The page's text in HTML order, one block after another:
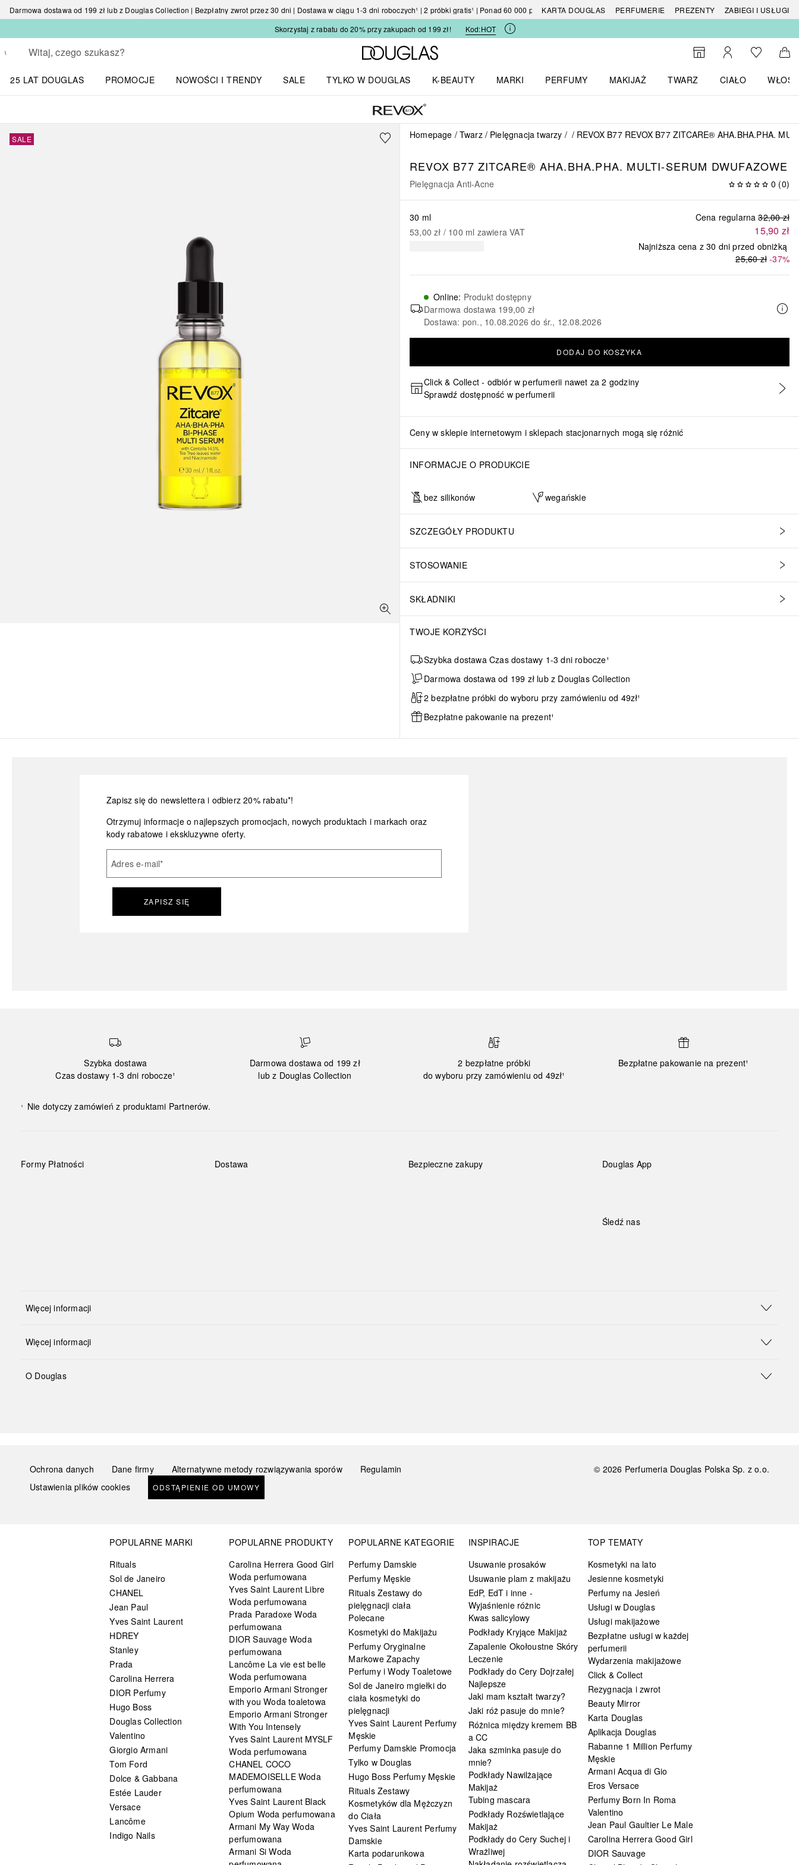
Darmowa dostawa od 199 zł lub z Douglas Collection | Bezpłatny zwrot przez 30 dni | Dostawa w ciągu 1-3 dni roboczych¹ | 2 próbki gratis¹ | Ponad 60 000 produktówKARTA DOUGLAS PERFUMERIE PREZENTY
ZABIEGI I USŁUGI
Skorzystaj z rabatu do 20% przy zakupach od 199 zł!
Kod:HOT
Wracać
Wykonaj wyszukiwanie
Strona główna Douglas
Do wyszukiwarki
Moje kontoDo listyDo
25 LAT DOUGLAS
PROMOCJE
NOWOŚCI I TRENDY
SALE
TYLKO W DOUGLAS
K-BEAUTY
MARKI
PERFUMY
MAKIJAŻ
TWARZ
CIAŁO
WŁOSY
SALE Homepage Twarz Pielęgnacja twarzy REVOX B77 REVOX B77 ZITCARE® AHA.BHA.PHA.
REVOX B77 ZITCARE® AHA.BHA.PHA. MULTI-SERUM DWUFAZOWE
Pielęgnacja Anti-Acne 0 (0)
Cena regularna 32,00 zł
15,90 zł
Najniższa cena z 30 dni przed obniżką
25,60 zł-37%
30 ml
53,00 zł / 100 ml zawiera VAT
Online: Produkt dostępny
Darmowa dostawa 199,00 zł
Dostawa: pon., 10.08.2026 do śr., 12.08.2026
DODAJ DO KOSZYKA
Click & Collect - odbiór w perfumerii nawet za 2 godziny
Sprawdź dostępność w perfumerii
Ceny w sklepie internetowym i sklepach stacjonarnych mogą się różnić
INFORMACJE O PRODUKCIE
bez silikonów wegańskie
SZCZEGÓŁY PRODUKTU
STOSOWANIE
SKŁADNIKI
TWOJE KORZYŚCI
Szybka dostawa Czas dostawy 1-3 dni robocze¹
Darmowa dostawa od 199 zł lub z Douglas Collection
2 bezpłatne próbki do wyboru przy zamówieniu od 49zł¹
Bezpłatne pakowanie na prezent¹
Zapisz się do newslettera i odbierz 20% rabatu*!
Otrzymuj informacje o najlepszych promocjach, nowych produktach i markach oraz
kody rabatowe i ekskluzywne oferty.
Adres e-mail*
ZAPISZ SIĘ
Szybka dostawa
Czas dostawy 1-3 dni robocze¹
Darmowa dostawa od 199 zł
lub z Douglas Collection
2 bezpłatne próbki
do wyboru przy zamówieniu od 49zł¹
Bezpłatne pakowanie na prezent¹
¹ Nie dotyczy zamówień z produktami Partnerów.
Formy Płatności Dostawa Bezpieczne zakupy Douglas App
Śledź nas
Więcej informacji
Więcej informacji
O Douglas
Ochrona danych Dane firmy Alternatywne metody rozwiązywania sporów
Regulamin
Ustawienia plików cookies
ODSTĄPIENIE OD UMOWY
© 2026 Perfumeria Douglas Polska Sp. z o.o.
POPULARNE MARKI
Rituals
Sol de Janeiro
CHANEL
Jean Paul
Yves Saint Laurent
HDREY
Stanley
Prada
Carolina Herrera
DIOR Perfumy
Hugo Boss
Douglas Collection
Valentino
Giorgio Armani
Tom Ford
Dolce & Gabbana
Estée Lauder
Versace
Lancôme
Indigo Nails
POPULARNE PRODUKTY
Carolina Herrera Good Girl
Woda perfumowana
Yves Saint Laurent Libre
Woda perfumowana
Prada Paradoxe Woda
perfumowana
DIOR Sauvage Woda
perfumowana
Lancôme La vie est belle
Woda perfumowana
Emporio Armani Stronger
with you Woda toaletowa
Emporio Armani Stronger
With You Intensely
Yves Saint Laurent MYSLF
Woda perfumowana
CHANEL COCO
MADEMOISELLE Woda
perfumowana
Yves Saint Laurent Black
Opium Woda perfumowana
Armani My Way Woda
perfumowana
Armani Si Woda
POPULARNE KATEGORIE
Perfumy Damskie
Perfumy Męskie
Rituals Zestawy do
pielęgnacji ciała
Polecane
Kosmetyki do Makijażu
Perfumy Oryginalne
Markowe Zapachy
Perfumy i Wody Toaletowe
Sol de Janeiro mgiełki do
ciała kosmetyki do
pielęgnacji
Yves Saint Laurent Perfumy
Męskie
Perfumy Damskie Promocja
Tylko w Douglas
Hugo Boss Perfumy Męskie
Rituals Zestawy
Kosmetyków dla Mężczyzn
do Ciała
Yves Saint Laurent Perfumy
Damskie
Karta podarunkowa
INSPIRACJE
Usuwanie prosaków
Usuwanie plam z makijażu
EdP, EdT i inne -
Wyjaśnienie różnic
Kwas salicylowy
Podkłady Kryjące Makijaż
Zapalenie Okołoustne Skóry
Leczenie
Podkłady do Cery Dojrzałej
Najlepsze
Jaki mam kształt twarzy?
Jaki róż pasuje do mnie?
Różnica między kremem BB
a CC
Jaka szminka pasuje do
mnie?
Podkłady Nawilżające
Makijaż
Tubing mascara
Podkłady Rozświetlające
Makijaż
Podkłady do Cery Suchej i
Wrażliwej
TOP TEMATY
Kosmetyki na lato
Jesienne kosmetyki
Perfumy na Jesień
Usługi w Douglas
Usługi makijażowe
Bezpłatne usługi w każdej
perfumerii
Wydarzenia makijażowe
Click & Collect
Rezygnacja i zwrot
Beauty Mirror
Karta Douglas
Aplikacja Douglas
Rabanne 1 Million Perfumy
Męskie
Armani Acqua di Gio
Eros Versace
Perfumy Born In Roma
Valentino
Jean Paul Gaultier Le Male
Carolina Herrera Good Girl
DIOR Sauvage